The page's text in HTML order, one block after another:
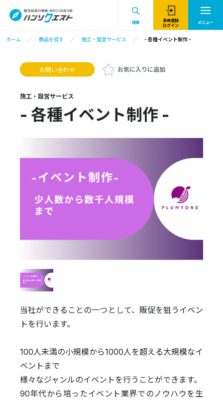
検索
会員登録
ログイン
メニュー
ホーム 商品を探す 施工・設営サービス - 各種イベント制作 -
お問い合わせ お気に入りに追加
施工・設営サービス
- 各種イベント制作 -
当社ができることの一つとして、販促を狙うイベン
トを行います。
100人未満の小規模から1000人を超える大規模なイ
ベントまで
様々なジャンルのイベントを行うことができます。
90年代から培ったイベント業界でのノウハウを生